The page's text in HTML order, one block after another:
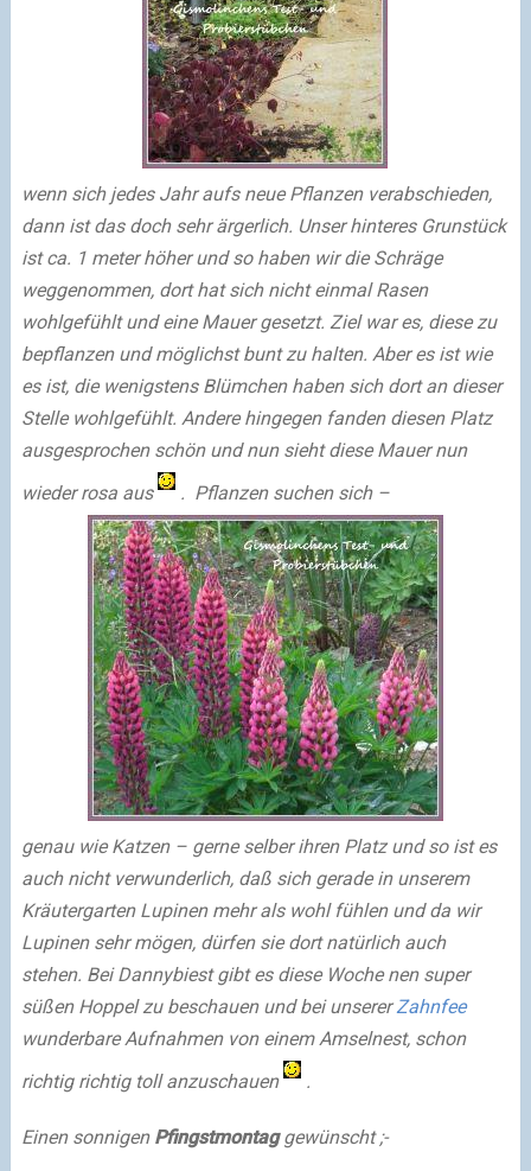
wenn sich jedes Jahr aufs neue Pflanzen verabschieden,
dann ist das doch sehr ärgerlich. Unser hinteres Grunstück
ist ca. 1 meter höher und so haben wir die Schräge
weggenommen, dort hat sich nicht einmal Rasen
wohlgefühlt und eine Mauer gesetzt. Ziel war es, diese zu
bepflanzen und möglichst bunt zu halten. Aber es ist wie
es ist, die wenigstens Blümchen haben sich dort an dieser
Stelle wohlgefühlt. Andere hingegen fanden diesen Platz
ausgesprochen schön und nun sieht diese Mauer nun
wieder rosa aus
. Pflanzen suchen sich –
genau wie Katzen – gerne selber ihren Platz und so ist es
auch nicht verwunderlich, daß sich gerade in unserem
Kräutergarten Lupinen mehr als wohl fühlen und da wir
Lupinen sehr mögen, dürfen sie dort natürlich auch
stehen. Bei Dannybiest gibt es diese Woche nen super
süßen Hoppel zu beschauen und bei unsererZahnfee
wunderbare Aufnahmen von einem Amselnest, schon
richtig richtig toll anzuschauen
.
Einen sonnigen Pfingstmontaggewünscht ;-